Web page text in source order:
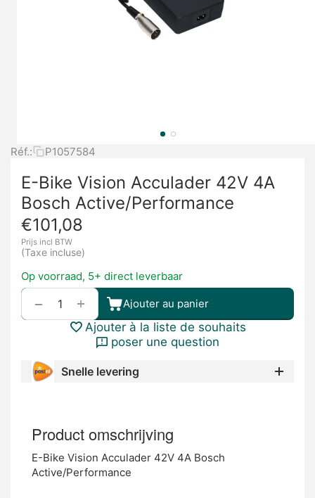
Réf.: P1057584
E-Bike Vision Acculader 42V 4A
Bosch Active/Performance
€101,08
Prijs incl BTW
(Taxe incluse)
Op voorraad, 5+ direct leverbaar
+
− Ajouter au panier
Ajouter à la liste de souhaits
poser une question
Snelle levering
Product omschrijving
E-Bike Vision Acculader 42V 4A Bosch
Active/Performance